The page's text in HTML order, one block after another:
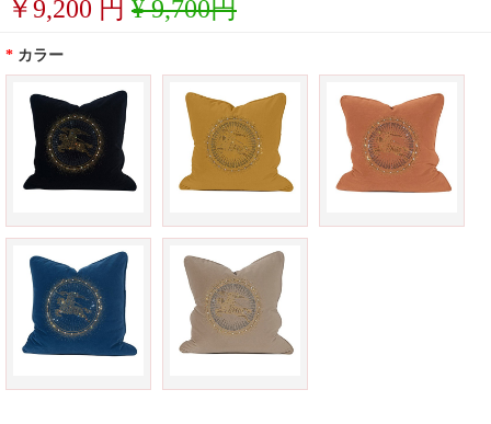
￥9,200 円 ¥ 9,700円
* カラー